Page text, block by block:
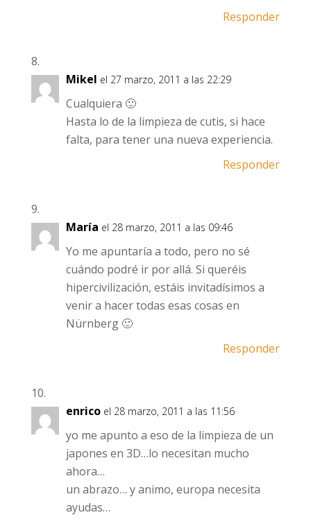
Responder
Mikel el 27 marzo, 2011 a las 22:29
Cualquiera 🙂
Hasta lo de la limpieza de cutis, si hace
falta, para tener una nueva experiencia.
Responder
María el 28 marzo, 2011 a las 09:46
Yo me apuntaría a todo, pero no sé
cuándo podré ir por allá. Si queréis
hipercivilización, estáis invitadísimos a
venir a hacer todas esas cosas en
Nürnberg 🙂
Responder
enrico el 28 marzo, 2011 a las 11:56
yo me apunto a eso de la limpieza de un
japones en 3D…lo necesitan mucho
ahora…
un abrazo… y animo, europa necesita
ayudas…